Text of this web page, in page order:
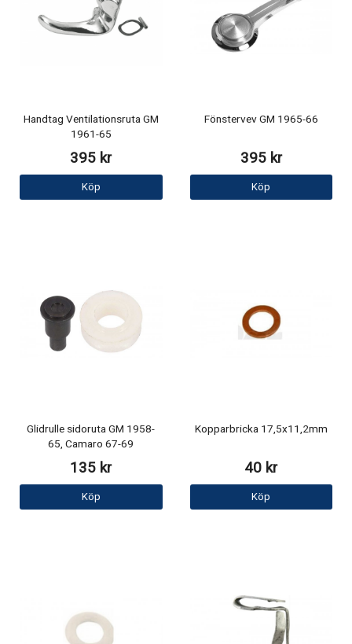
Handtag Ventilationsruta GM
1961-65
395 kr
Köp
Fönstervev GM 1965-66
395 kr
Köp
Glidrulle sidoruta GM 1958-
65, Camaro 67-69
135 kr
Köp
Kopparbricka 17,5x11,2mm
40 kr
Köp